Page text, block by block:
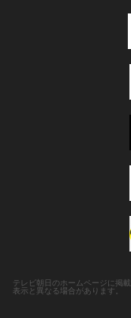
テレビ朝日のホームページに掲
表示と異なる場合があります。